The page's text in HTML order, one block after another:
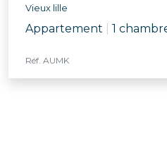
Vieux lille
Appartement 1
Réf. AUMK